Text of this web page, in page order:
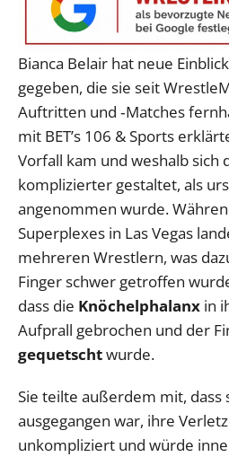
Bianca Belair hat neue
gegeben, die sie seit
Auftritten und ‑Matches
mit BET’s 106 & Sports
Vorfall kam und weshalb sich
komplizierter gestaltet, als
angenommen wurde.
Superplexes in Las Vegas
mehreren Wrestlern, was
Finger schwer getroffen
dass die Knöchelphalanx in
Aufprall gebrochen und der
gequetschtwurde.
Sie teilte außerdem mit, dass
ausgegangen war, ihre
unkompliziert und würde